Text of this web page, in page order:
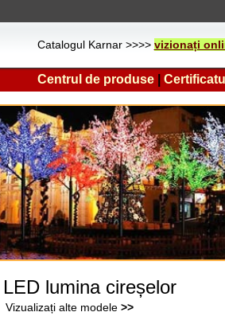
Catalogul Karnar >>>> vizionați
Centrul de produse
LED lumina cireșelor
Vizualizați alte modele >>